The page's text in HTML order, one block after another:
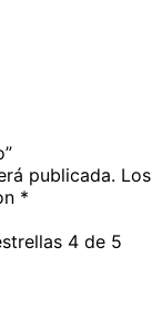
publicada. Los
*
4 de 5